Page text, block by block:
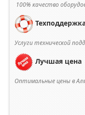
100% качество
Услуги технической
Лучшая цена
Оптимальные цены в